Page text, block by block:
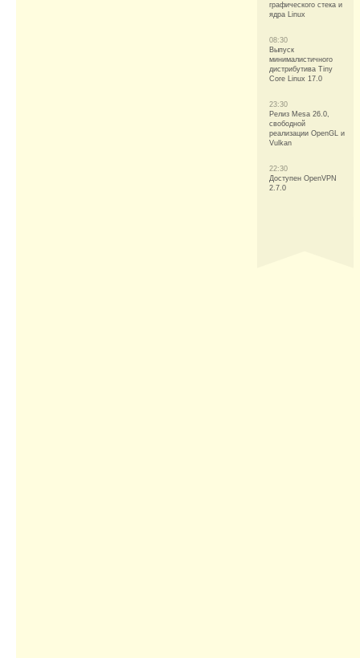
графического стека и
ядра Linux
08:30
Выпуск
минималистичного
дистрибутива Tiny
Core Linux 17.0
23:30
Релиз Mesa 26.0,
свободной
реализации OpenGL и
Vulkan
22:30
Доступен OpenVPN
2.7.0